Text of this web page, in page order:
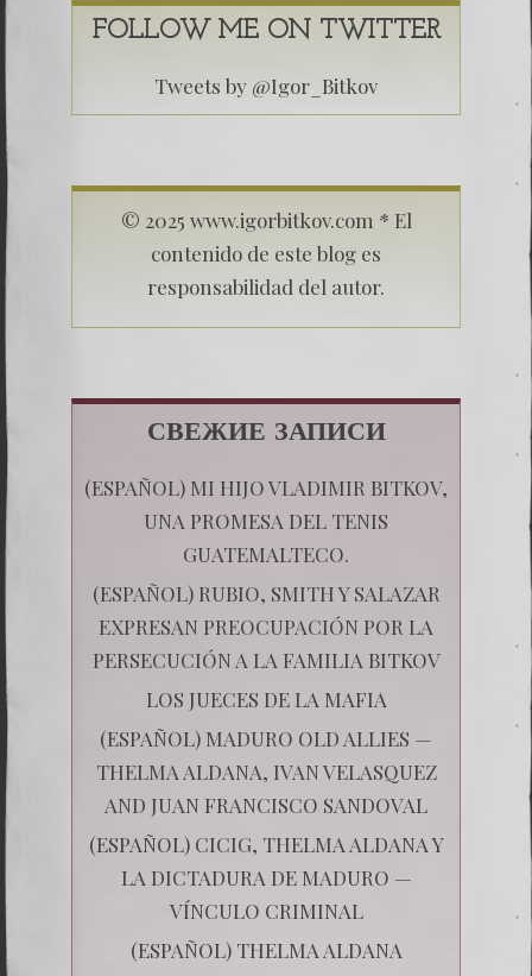
FOLLOW ME ON TWITTER
Tweets by @Igor_Bitkov
© 2025 www.igorbitkov.com * El
contenido de este blog es
responsabilidad del autor.
СВЕЖИЕ ЗАПИСИ
(ESPAÑOL) MI HIJO VLADIMIR BITKOV,
UNA PROMESA DEL TENIS
GUATEMALTECO.
(ESPAÑOL) RUBIO, SMITH Y SALAZAR
EXPRESAN PREOCUPACIÓN POR LA
PERSECUCIÓN A LA FAMILIA BITKOV
LOS JUECES DE LA MAFIA
(ESPAÑOL) MADURO OLD ALLIES —
THELMA ALDANA, IVAN VELASQUEZ
AND JUAN FRANCISCO SANDOVAL
(ESPAÑOL) CICIG, THELMA ALDANA Y
LA DICTADURA DE MADURO —
VÍNCULO CRIMINAL
(ESPAÑOL) THELMA ALDANA